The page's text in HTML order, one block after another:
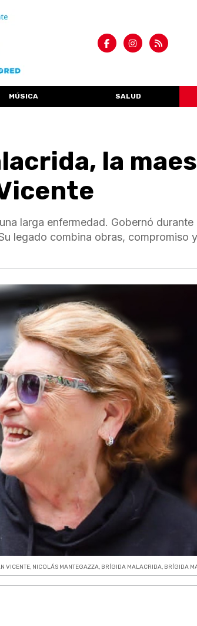
MÚSICA SALUD
la
larga enfermedad. Gobernó
legado combina obras, compromiso
VICENTE, NICOLÁS MANTEGAZZA, BRÍGIDA MALACRIDA, BRÍGIDA